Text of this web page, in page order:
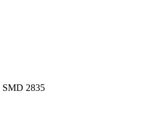
SMD 2835